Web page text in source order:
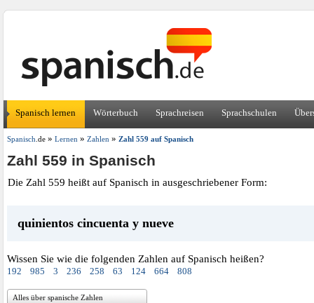
Spanisch lernen Wörterbuch Sprachreisen Sprachschulen
Spanisch .de» Lernen» Zahlen» Zahl 559 auf Spanisch
Zahl 559 in Spanisch
Die Zahl 559 heißt auf Spanisch in ausgeschriebener Form:
quinientos cincuenta y nueve
Wissen Sie wie die folgenden Zahlen auf Spanisch heißen?
192 985 3 236 258 63 124 664 808
Alles über spanische Zahlen